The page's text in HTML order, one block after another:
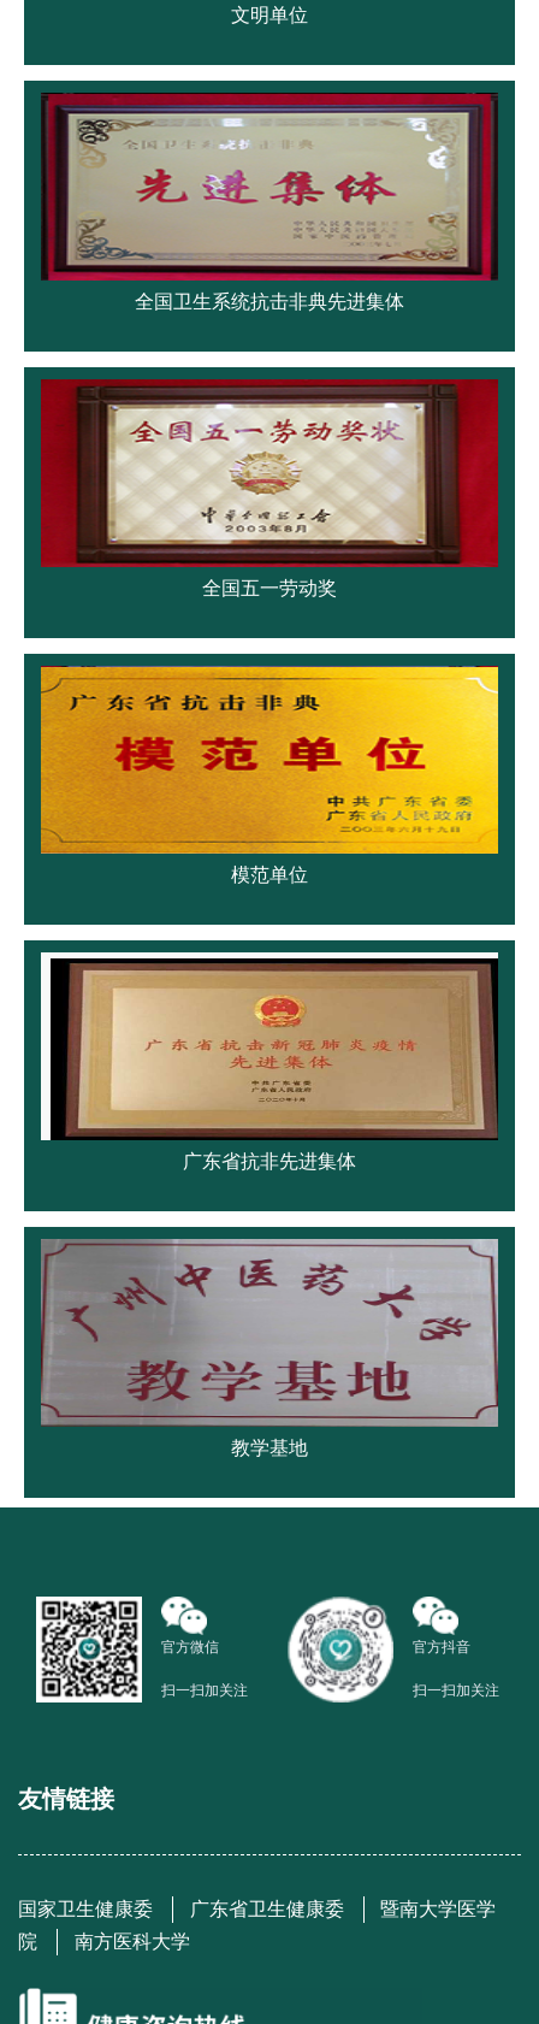
文明单位
全国卫生系统抗击非典先进集体
全国五一劳动奖
模范单位
广东省抗非先进集体
教学基地
官方微信
扫一扫加关注
官方抖音
扫一扫加关注
友情链接
国家卫生健康委 广东省卫生健康委
暨南大学医学
院
南方医科大学